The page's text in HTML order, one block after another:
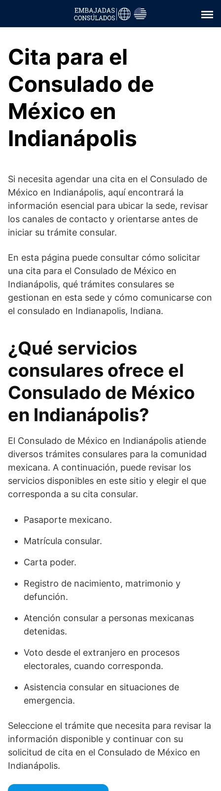
contenido
Cita para el
Consulado de
México en
Indianápolis
Si necesita agendar una cita en el Consulado de
México en Indianápolis, aquí encontrará la
información esencial para ubicar la sede, revisar
los canales de contacto y orientarse antes de
iniciar su trámite consular.
En esta página puede consultar cómo solicitar
una cita para el Consulado de México en
Indianápolis, qué trámites consulares se
gestionan en esta sede y cómo comunicarse con
el consulado en Indianapolis, Indiana.
¿Qué servicios
consulares ofrece el
Consulado de México
en Indianápolis?
El Consulado de México en Indianápolis atiende
diversos trámites consulares para la comunidad
mexicana. A continuación, puede revisar los
servicios disponibles en este sitio y elegir el que
corresponda a su cita consular.
Pasaporte mexicano.
Matrícula consular.
Carta poder.
Registro de nacimiento, matrimonio y
defunción.
Atención consular a personas mexicanas
detenidas.
Voto desde el extranjero en procesos
electorales, cuando corresponda.
Asistencia consular en situaciones de
emergencia.
Seleccione el trámite que necesita para revisar la
información disponible y continuar con su
solicitud de cita en el Consulado de México en
Indianápolis.